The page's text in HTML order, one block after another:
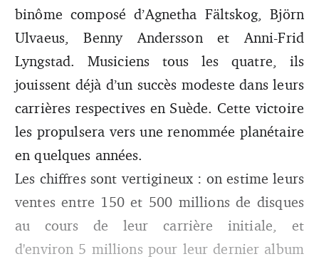
binôme composé d’Agnetha Fältskog, Björn
Ulvaeus, Benny Andersson et Anni-Frid
Lyngstad. Musiciens tous les quatre, ils
jouissent déjà d’un succès modeste dans leurs
carrières respectives en Suède. Cette victoire
les propulsera vers une renommée planétaire
en quelques années.
Les chiffres sont vertigineux : on estime leurs
ventes entre 150 et 500 millions de disques
au cours de leur carrière initiale, et
d'environ 5 millions pour leur dernier album